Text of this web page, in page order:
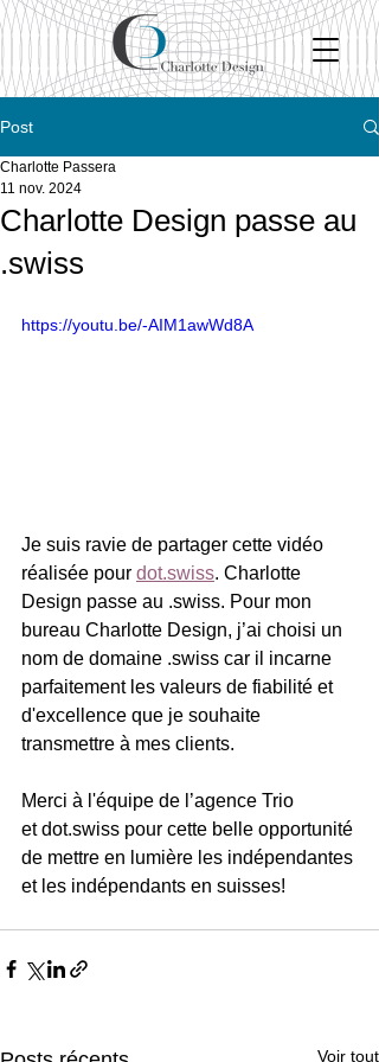
Post
Charlotte Design passe au
.swiss
Charlotte Passera
11 nov. 2024
https://youtu.be/-AIM1awWd8A
Je suis ravie de partager cette vidéo
réalisée pour dot.swiss. Charlotte
Design passe au .swiss. Pour mon
bureau Charlotte Design, j’ai choisi un
nom de domaine .swiss car il incarne
parfaitement les valeurs de fiabilité et
d'excellence que je souhaite
transmettre à mes clients.
Merci à l'équipe de l’agence Trio
et dot.swiss pour cette belle opportunité
de mettre en lumière les indépendantes
et les indépendants en suisses!
Voir tout